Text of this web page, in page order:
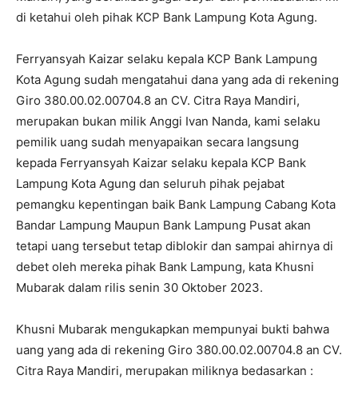
di ketahui oleh pihak KCP Bank Lampung Kota Agung.
Ferryansyah Kaizar selaku kepala KCP Bank Lampung
Kota Agung sudah mengatahui dana yang ada di rekening
Giro 380.00.02.00704.8 an CV. Citra Raya Mandiri,
merupakan bukan milik Anggi Ivan Nanda, kami selaku
pemilik uang sudah menyapaikan secara langsung
kepada Ferryansyah Kaizar selaku kepala KCP Bank
Lampung Kota Agung dan seluruh pihak pejabat
pemangku kepentingan baik Bank Lampung Cabang Kota
Bandar Lampung Maupun Bank Lampung Pusat akan
tetapi uang tersebut tetap diblokir dan sampai ahirnya di
debet oleh mereka pihak Bank Lampung, kata Khusni
Mubarak dalam rilis senin 30 Oktober 2023.
Khusni Mubarak mengukapkan mempunyai bukti bahwa
uang yang ada di rekening Giro 380.00.02.00704.8 an CV.
Citra Raya Mandiri, merupakan miliknya bedasarkan :